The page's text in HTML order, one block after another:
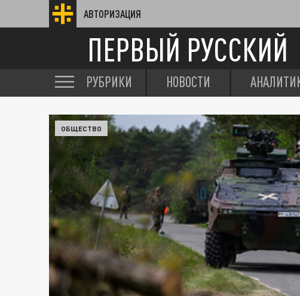
АВТОРИЗАЦИЯ
ПЕРВЫЙ РУССКИЙ
РУБРИКИ НОВОСТИ
ОБЩЕСТВО